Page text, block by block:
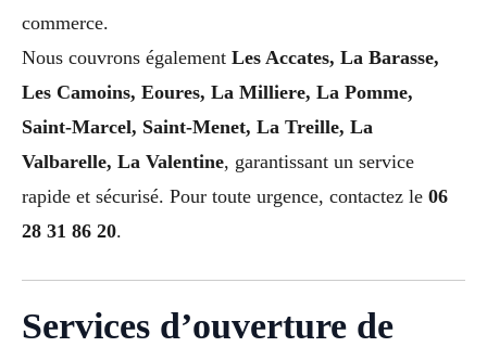
commerce.
Nous couvrons également Les Accates, La Barasse,
Les Camoins, Eoures, La Milliere, La Pomme,
Saint-Marcel, Saint-Menet, La Treille, La
Valbarelle, La Valentine, garantissant un service
rapide et sécurisé. Pour toute urgence, contactez le 06
28 31 86 20.
Services d’ouverture de